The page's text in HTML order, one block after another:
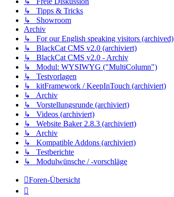
↳ Tipps & Tricks
↳ Showroom
Archiv
↳ For our English speaking visitors (archived)
↳ BlackCat CMS v2.0 (archiviert)
↳ BlackCat CMS v2.0 - Archiv
↳ Modul: WYSIWYG ("MultiColumn")
↳ Testvorlagen
↳ kitFramework / KeepInTouch (archiviert)
↳ Archiv
↳ Vorstellungsrunde (archiviert)
↳ Videos (archiviert)
↳ Website Baker 2.8.3 (archiviert)
↳ Archiv
↳ Kompatible Addons (archiviert)
↳ Testberichte
↳ Modulwünsche / -vorschläge
Foren-Übersicht